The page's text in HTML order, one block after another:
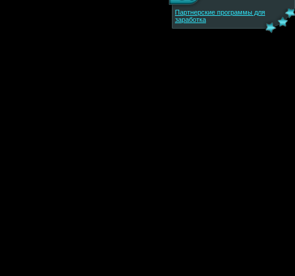
Партнерские программы для
заработка